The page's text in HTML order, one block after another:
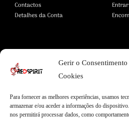
Gerir o Consentimento
Cookies
Para fornecer as melhores experiências, usamos
armazenar e/ou aceder a informações do
nos permitirá processar dados, como
Contactos
Detalhes da Conta
Termos e Condições
Cookies
Livro